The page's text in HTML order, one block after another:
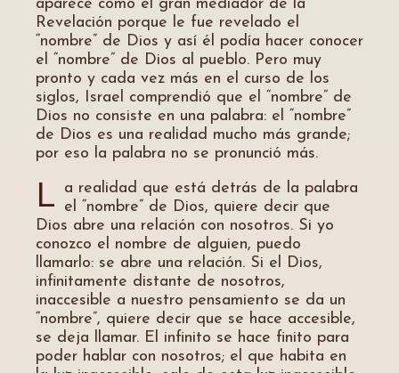
aparece como el gran mediador de la
Revelación porque le fue revelado el
“nombre” de Dios y así él podía hacer conocer
el “nombre” de Dios al pueblo. Pero muy
pronto y cada vez más en el curso de los
siglos, Israel comprendió que el “nombre” de
Dios no consiste en una palabra: el “nombre”
de Dios es una realidad mucho más grande;
por eso la palabra no se pronunció más.
L
a realidad que está detrás de la palabra
el “nombre” de Dios, quiere decir que
Dios abre una relación con nosotros. Si yo
conozco el nombre de alguien, puedo
llamarlo: se abre una relación. Si el Dios,
infinitamente distante de nosotros,
inaccesible a nuestro pensamiento se da un
“nombre”, quiere decir que se hace accesible,
se deja llamar. El infinito se hace finito para
poder hablar con nosotros; el que habita en